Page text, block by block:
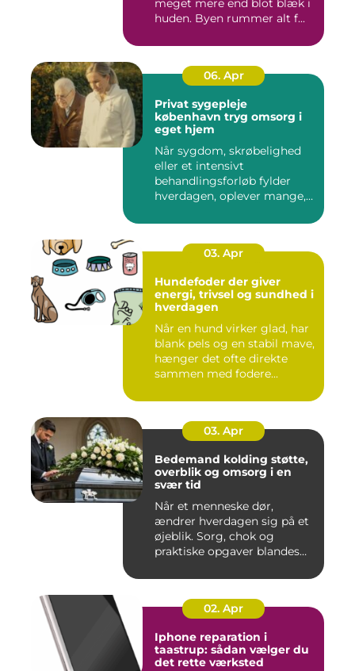
meget mere end blot blæk i
huden. Byen rummer alt f...
06. Apr
Privat sygepleje
københavn tryg omsorg i
eget hjem
Når sygdom, skrøbelighed
eller et intensivt
behandlingsforløb fylder
hverdagen, oplever mange,
03. Apr
Hundefoder der giver
energi, trivsel og sundhed i
hverdagen
Når en hund virker glad, har
blank pels og en stabil mave,
hænger det ofte direkte
sammen med fodere...
03. Apr
Bedemand kolding støtte,
overblik og omsorg i en
svær tid
Når et menneske dør,
ændrer hverdagen sig på et
øjeblik. Sorg, chok og
praktiske opgaver blandes
02. Apr
Iphone reparation i
taastrup: sådan vælger du
det rette værksted